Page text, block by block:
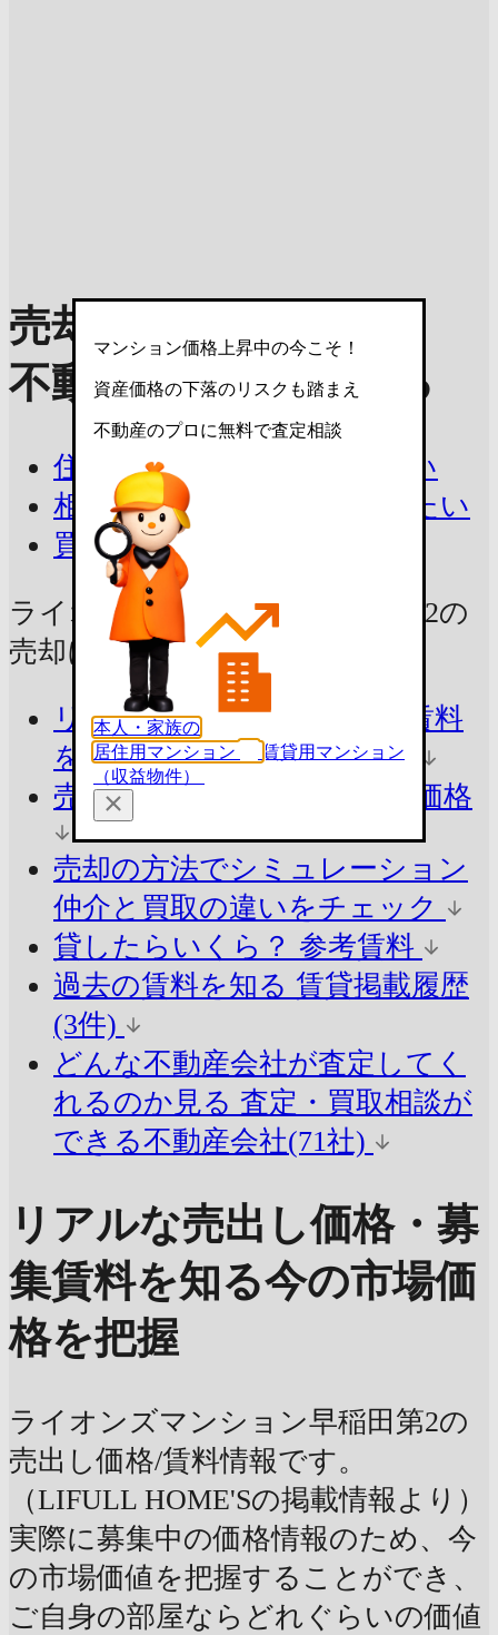
売却理由を選んで
不動産査定を依頼する
住み替えで今の家を売りたい
相続したマンションを売りたい
買取を相談したい
ライオンズマンション早稲田第2の
売却に
役立つ情報をチェック！
リアルな売出し価格・募集賃料
を知る今の市場価格を把握
売ったらいくら？
参考査定価格
売却の方法でシミュレーション
仲介と買取の違いをチェック
貸したらいくら？ 参考賃料
過去の賃料を知る 賃貸掲載履歴
(3件)
どんな不動産会社が査定してく
れるのか見る 査定・買取相談が
できる不動産会社(71社)
リアルな売出し価格・募
集賃料を知る今の市場価
格を把握
ライオンズマンション早稲田第2の
売出し価格/賃料情報です。
（LIFULL HOME'Sの掲載情報より）
実際に募集中の価格情報のため、今
の市場価値を把握することができ、
ご自身の部屋ならどれぐらいの価値
マンション価格上昇中の今こそ！
資産価格の下落のリスクも踏まえ
不動産のプロに無料で査定相談
本人・家族の
居住用マンション
賃貸用マンション
（収益物件）